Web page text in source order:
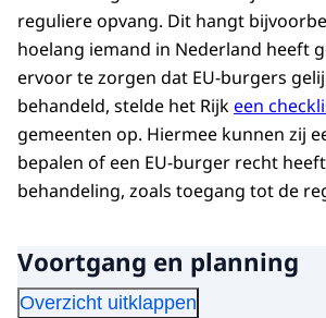
reguliere opvang. Dit hangt
hoelang iemand in Nederland heeft
ervoor te zorgen dat EU-burgers
behandeld, stelde het Rijkeen
gemeenten op. Hiermee kunnen zij
bepalen of een EU-burger recht
behandeling, zoals toegang tot de
Voortgang en planning
Overzicht uitklappen